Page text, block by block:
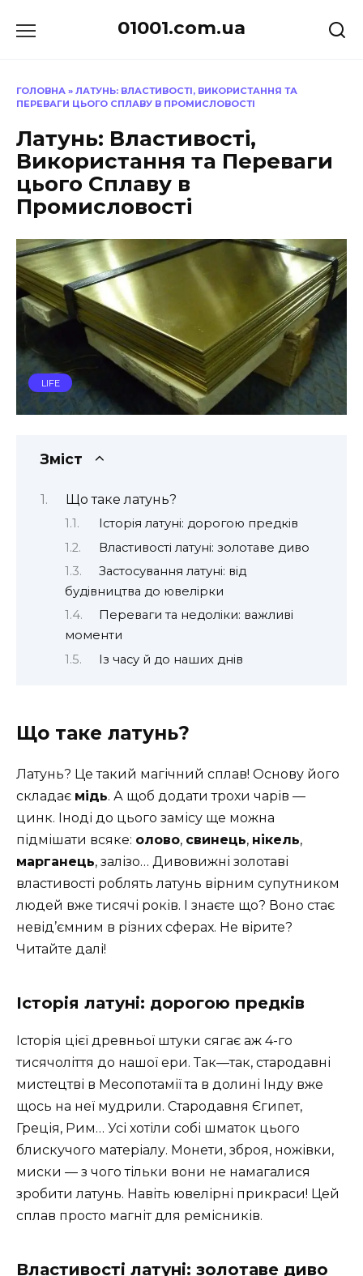
до
01001.com.ua
ГОЛОВНА » ЛАТУНЬ: ВЛАСТИВОСТІ, ВИКОРИСТАННЯ ТА
ПЕРЕВАГИ ЦЬОГО СПЛАВУ В ПРОМИСЛОВОСТІ
Латунь: Властивості,
Використання та Переваги
цього Сплаву в
Промисловості
LIFE
Зміст
Що таке латунь?
Історія латуні: дорогою предків
Властивості латуні: золотаве диво
Застосування латуні: від
будівництва до ювелірки
Переваги та недоліки: важливі
моменти
Із часу й до наших днів
Що таке латунь?
Латунь? Це такий магічний сплав! Основу його
складає мідь. А щоб додати трохи чарів —
цинк. Іноді до цього замісу ще можна
підмішати всяке: олово, свинець, нікель,
марганець, залізо… Дивовижні золотаві
властивості роблять латунь вірним супутником
людей вже тисячі років. І знаєте що? Воно стає
невід’ємним в різних сферах. Не вірите?
Читайте далі!
Історія латуні: дорогою предків
Історія цієї древньої штуки сягає аж 4-го
тисячоліття до нашої ери. Так—так, стародавні
мистецтві в Месопотамії та в долині Інду вже
щось на неї мудрили. Стародавня Єгипет,
Греція, Рим… Усі хотіли собі шматок цього
блискучого матеріалу. Монети, зброя, ножівки,
миски — з чого тільки вони не намагалися
зробити латунь. Навіть ювелірні прикраси! Цей
сплав просто магніт для ремісників.
Властивості латуні: золотаве диво